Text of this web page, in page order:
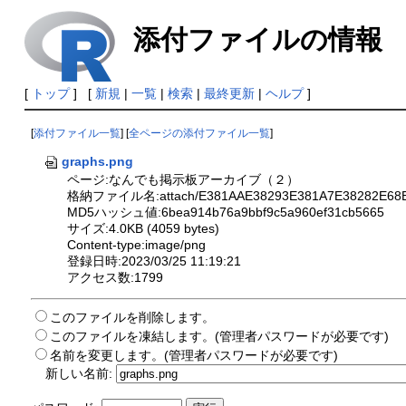
添付ファイルの情報
[ トップ] [ 新規 | 一覧| 検索| 最終更新| ヘルプ]
[添付ファイル一覧 ] [全ページの添付ファイル一覧
graphs.png
ページ:なんでも掲示板アーカイブ（２）
格納ファイル名:attach/
MD5ハッシュ値:6bea914b76a9bbf9c5a960ef31cb5665
サイズ:4.0KB (4059 bytes)
Content-type:image/png
登録日時:2023/03/25 11:19:21
アクセス数:1799
このファイルを削除します。
このファイルを凍結します。(管理者パスワードが必要です)
名前を変更します。(管理者パスワードが必要です)
新しい名前: